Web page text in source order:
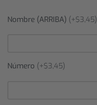
Nombre (ARRIBA) (+$3,45)
Número (+$3,45)